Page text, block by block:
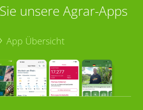
unsere Agrar-Apps
App Übersicht